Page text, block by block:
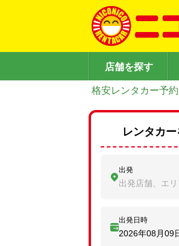
店舗を探す
格安レンタカー予約
レンタカ
出発
出発店舗、エ
出発日時
2026年08月09